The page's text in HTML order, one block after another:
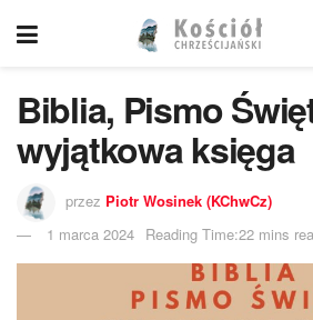
Biblia, Pismo
wyjątkowa księga
przez Piotr Wosinek (KChwCz)
1 marca 2024 Reading Time:22 mins